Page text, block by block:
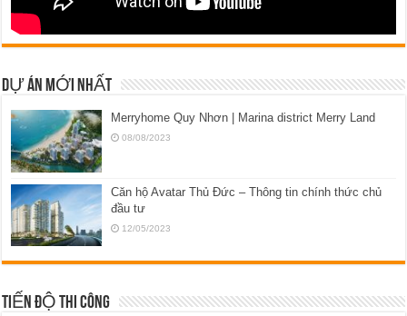
DỰ ÁN MỚI NHẤT
Merryhome Quy Nhơn | Marina district Merry Land
08/08/2023
Căn hộ Avatar Thủ Đức – Thông tin chính thức chủ
đầu tư
12/05/2023
TIẾN ĐỘ THI CÔNG